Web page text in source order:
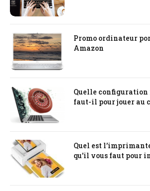
Promo ordinateur
Amazon
Quelle configuration
faut-il pour jouer au
Quel est
qu’il vous faut pour